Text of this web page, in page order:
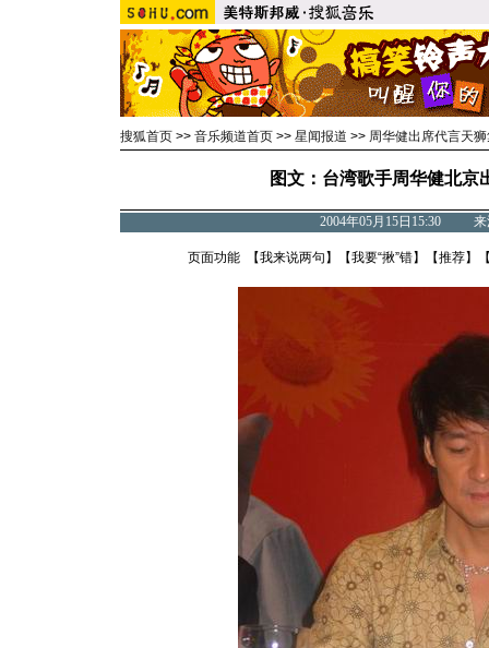
搜狐首页 >> 音乐频道首页 >> 星闻报道 >> 周华健出席代言天
图文：台湾歌手周华健北京
2004年05月15日15:30 来
页面功能 【我来说两句 】【我要“揪”错】【推荐】